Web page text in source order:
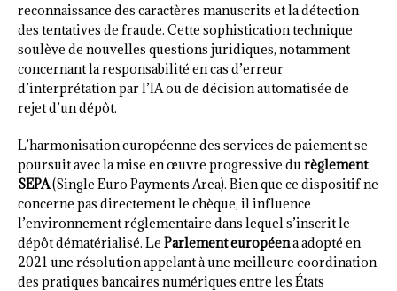
reconnaissance des caractères manuscrits et la détection
des tentatives de fraude. Cette sophistication technique
soulève de nouvelles questions juridiques, notamment
concernant la responsabilité en cas d’erreur
d’interprétation par l’IA ou de décision automatisée de
rejet d’un dépôt.
L’harmonisation européenne des services de paiement se
poursuit avec la mise en œuvre progressive durèglement
SEPA(Single Euro Payments Area). Bien que ce dispositif ne
concerne pas directement le chèque, il influence
l’environnement réglementaire dans lequel s’inscrit le
dépôt dématérialisé. Le Parlement européena adopté en
2021 une résolution appelant à une meilleure coordination
des pratiques bancaires numériques entre les États